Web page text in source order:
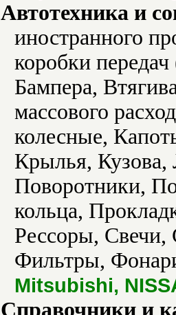
Автотехника и
иностранного
коробки
Бампера,
массового
колесные,
Крылья, Кузова,
Поворотники,
кольца,
Рессоры,
Фильтры,
Mitsubishi,
Справочники и